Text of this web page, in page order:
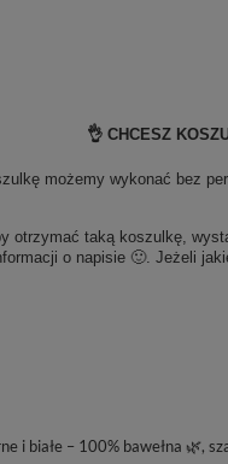
👌 CHCESZ
możemy wykonać bez
otrzymać taką koszulkę,
o napisie 🙂. Jeżeli
i białe – 100% bawełna 🌿,